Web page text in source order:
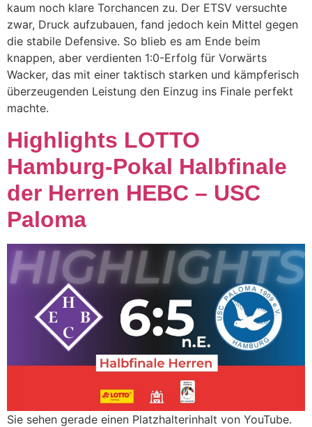
kaum noch klare Torchancen zu. Der ETSV versuchte
zwar, Druck aufzubauen, fand jedoch kein Mittel gegen
die stabile Defensive. So blieb es am Ende beim
knappen, aber verdienten 1:0-Erfolg für Vorwärts
Wacker, das mit einer taktisch starken und kämpferisch
überzeugenden Leistung den Einzug ins Finale perfekt
machte.
Highlights LOTTO
Hamburg-Pokal Halbfinale
der Herren HEBC – USC
Paloma
Sie sehen gerade einen Platzhalterinhalt von YouTube.